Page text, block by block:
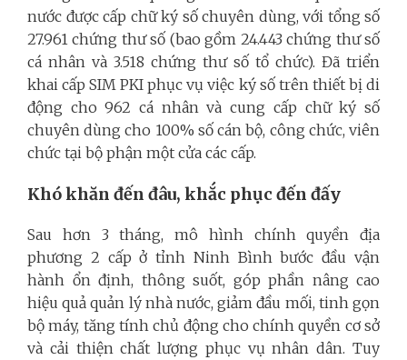
nước được cấp chữ ký số chuyên dùng, với tổng số
27.961 chứng thư số (bao gồm 24.443 chứng thư số
cá nhân và 3.518 chứng thư số tổ chức). Đã triển
khai cấp SIM PKI phục vụ việc ký số trên thiết bị di
động cho 962 cá nhân và cung cấp chữ ký số
chuyên dùng cho 100% số cán bộ, công chức, viên
chức tại bộ phận một cửa các cấp.
Khó khăn đến đâu, khắc phục đến đấy
Sau hơn 3 tháng, mô hình chính quyền địa
phương 2 cấp ở tỉnh Ninh Bình bước đầu vận
hành ổn định, thông suốt, góp phần nâng cao
hiệu quả quản lý nhà nước, giảm đầu mối, tinh gọn
bộ máy, tăng tính chủ động cho chính quyền cơ sở
và cải thiện chất lượng phục vụ nhân dân. Tuy